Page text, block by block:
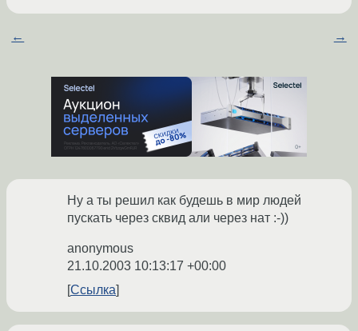
← →
Ну а ты решил как будешь в мир людей
пускать через сквид али через нат :-))
anonymous
21.10.2003 10:13:17 +00:00
Ссылка